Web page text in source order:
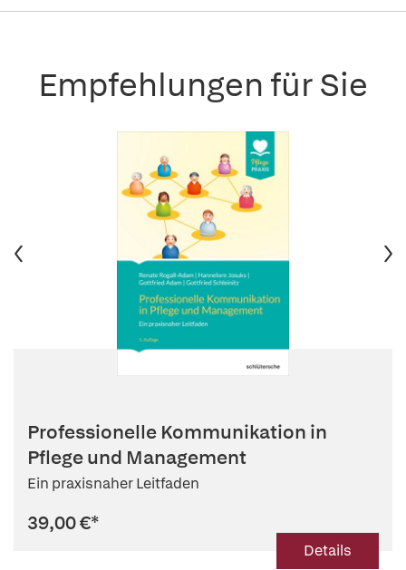
Empfehlungen für Sie
Professionelle Kommunikation in
Pflege und Management
Ein praxisnaher Leitfaden
39,00 €*
Details